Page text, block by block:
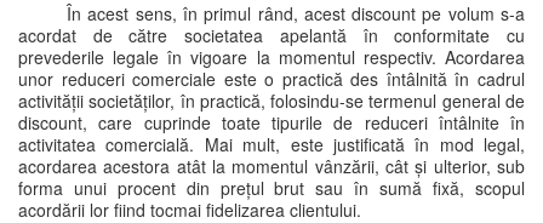
În acest sens, în primul rând, acest discount pe volum s-a
acordat de către societatea apelantă în conformitate cu
prevederile legale în vigoare la momentul respectiv. Acordarea
unor reduceri comerciale este o practică des întâlnită în cadrul
activității societăților, în practică, folosindu-se termenul general de
discount, care cuprinde toate tipurile de reduceri întâlnite în
activitatea comercială. Mai mult, este justificată în mod legal,
acordarea acestora atât la momentul vânzării, cât și ulterior, sub
forma unui procent din prețul brut sau în sumă fixă, scopul
acordării lor fiind tocmai fidelizarea clientului.